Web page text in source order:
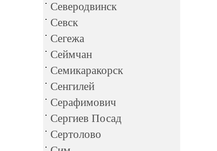
Северодвинск
Севск
Сегежа
Сеймчан
Семикаракорск
Сенгилей
Серафимович
Сергиев Посад
Сертолово